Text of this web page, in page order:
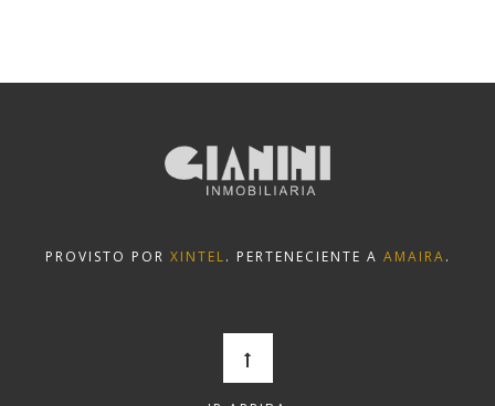
PROVISTO POR XINTEL. PERTENECIENTE A AMAIRA.